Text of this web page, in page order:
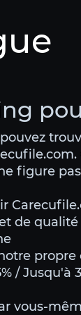
figure
de
propre
/ Jusqu'à
vous-